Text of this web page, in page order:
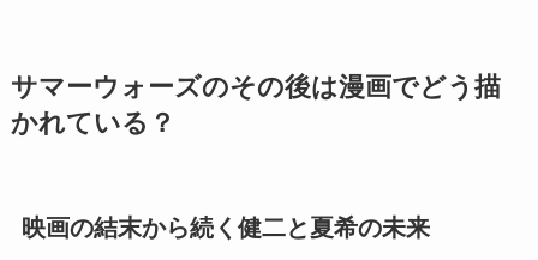
サマーウォーズのその後は漫画でどう描
かれている？
映画の結末から続く健二と夏希の未来